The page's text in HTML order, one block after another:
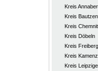
Kreis
Kreis Bautzen
Kreis
Kreis Döbeln
Kreis Freiberg
Kreis Kamenz
Kreis